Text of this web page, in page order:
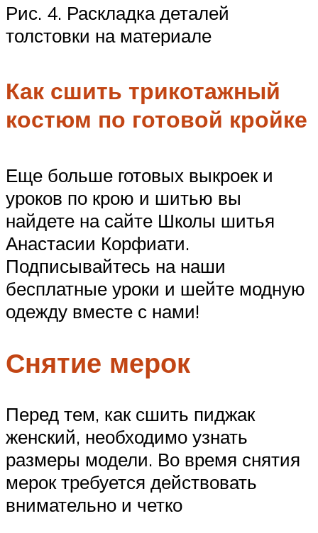
Рис. 4. Раскладка деталей
толстовки на материале
Как сшить трикотажный
костюм по готовой кройке
Еще больше готовых выкроек и
уроков по крою и шитью вы
найдете на сайте Школы шитья
Анастасии Корфиати.
Подписывайтесь на наши
бесплатные уроки и шейте модную
одежду вместе с нами!
Снятие мерок
Перед тем, как сшить пиджак
женский, необходимо узнать
размеры модели. Во время снятия
мерок требуется действовать
внимательно и четко